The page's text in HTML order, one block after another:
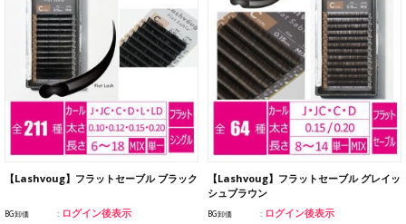
【Lashvoug】フラットセーブル ブラック
BG卸価
ログイン後表示
【Lashvoug】フラットセーブル グレイッ
シュブラウン
BG卸価 ログイン後表示